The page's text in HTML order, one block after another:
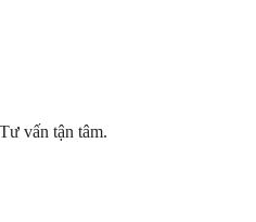
vấn tận tâm.